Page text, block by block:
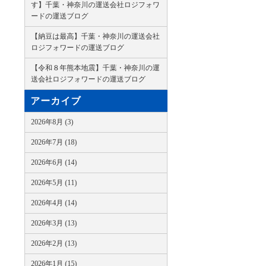
す】千葉・神奈川の運送会社ロジフォワ
ードの運送ブログ
【納豆は最高】千葉・神奈川の運送会社
ロジフォワードの運送ブログ
【令和８年熊本地震】千葉・神奈川の運
送会社ロジフォワードの運送ブログ
アーカイブ
2026年8月 (3)
2026年7月 (18)
2026年6月 (14)
2026年5月 (11)
2026年4月 (14)
2026年3月 (13)
2026年2月 (13)
2026年1月 (15)